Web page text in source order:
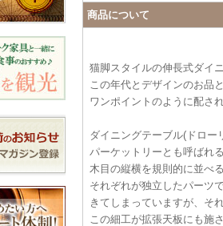
商品について
猫脚スタイルの伸長式ダイ
この年代とデザインのお品
ワンポイントのように配さ
ダイニングテーブル(ドロー
パーケットリーとも呼ばれ
木目の縦横を規則的に並べ
それぞれが独立したパーツ
きてしまっていますが、そ
この細工が拡張天板にも施